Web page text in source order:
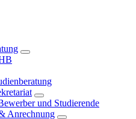
und Studierende
Anrechnung